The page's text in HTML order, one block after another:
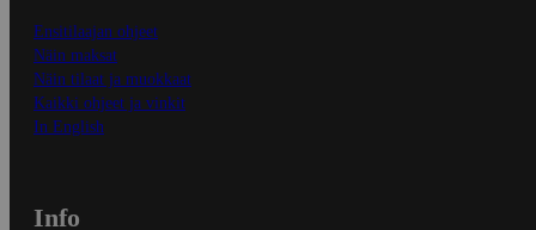
Ensitilaajan ohjeet
Näin maksat
Näin tilaat ja muokkaat
Kaikki ohjeet ja vinkit
In English
Info